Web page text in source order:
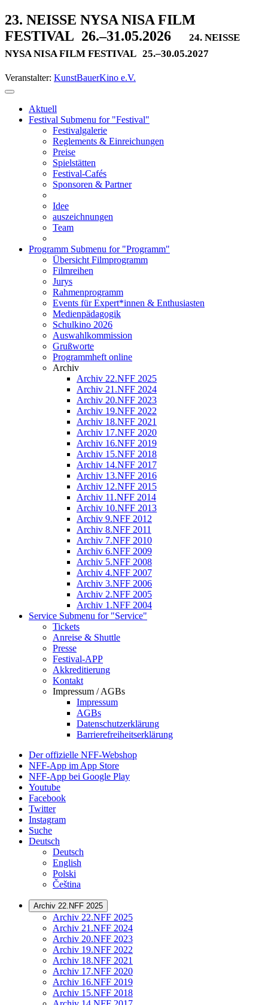
23. NEISSE NYSA NISA FILM
FESTIVAL 26.–31.05.2026
24. NEISSE
NYSA NISA FILM FESTIVAL 25.–30.05.2027
Veranstalter: KunstBauerKino e.V.
Aktuell
Festival Submenu for "Festival"
Festivalgalerie
Reglements & Einreichungen
Preise
Spielstätten
Festival-Cafés
Sponsoren & Partner
Idee
auszeichnungen
Team
Programm Submenu for "Programm"
Übersicht Filmprogramm
Filmreihen
Jurys
Rahmenprogramm
Events für Expert*innen & Enthusiasten
Medienpädagogik
Schulkino 2026
Auswahlkommission
Grußworte
Programmheft online
Archiv
Archiv 22.NFF 2025
Archiv 21.NFF 2024
Archiv 20.NFF 2023
Archiv 19.NFF 2022
Archiv 18.NFF 2021
Archiv 17.NFF 2020
Archiv 16.NFF 2019
Archiv 15.NFF 2018
Archiv 14.NFF 2017
Archiv 13.NFF 2016
Archiv 12.NFF 2015
Archiv 11.NFF 2014
Archiv 10.NFF 2013
Archiv 9.NFF 2012
Archiv 8.NFF 2011
Archiv 7.NFF 2010
Archiv 6.NFF 2009
Archiv 5.NFF 2008
Archiv 4.NFF 2007
Archiv 3.NFF 2006
Archiv 2.NFF 2005
Archiv 1.NFF 2004
Service Submenu for "Service"
Tickets
Anreise & Shuttle
Presse
Festival-APP
Akkreditierung
Kontakt
Impressum / AGBs
Impressum
AGBs
Datenschutzerklärung
Barrierefreiheitserklärung
Der offizielle NFF-Webshop
NFF-App im App Store
NFF-App bei Google Play
Youtube
Facebook
Twitter
Instagram
Suche
Deutsch
Deutsch
English
Polski
Čeština
Archiv 22.NFF 2025
Archiv 22.NFF 2025
Archiv 21.NFF 2024
Archiv 20.NFF 2023
Archiv 19.NFF 2022
Archiv 18.NFF 2021
Archiv 17.NFF 2020
Archiv 16.NFF 2019
Archiv 15.NFF 2018